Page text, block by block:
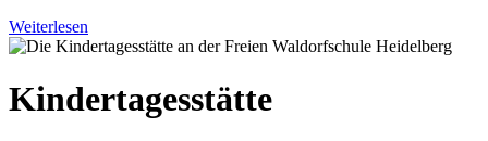
Weiterlesen
Kindertagesstätte